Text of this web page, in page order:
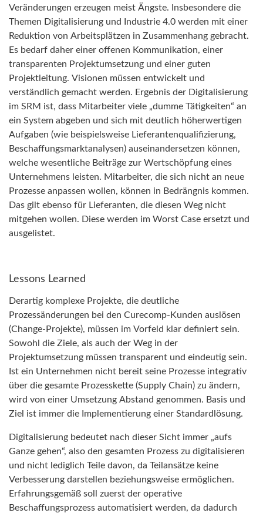
Veränderungen erzeugen meist Ängste. Insbesondere die
Themen Digitalisierung und Industrie 4.0 werden mit einer
Reduktion von Arbeitsplätzen in Zusammenhang gebracht.
Es bedarf daher einer offenen Kommunikation, einer
transparenten Projektumsetzung und einer guten
Projektleitung. Visionen müssen entwickelt und
verständlich gemacht werden. Ergebnis der Digitalisierung
im SRM ist, dass Mitarbeiter viele „dumme Tätigkeiten“ an
ein System abgeben und sich mit deutlich höherwertigen
Aufgaben (wie beispielsweise Lieferantenqualifizierung,
Beschaffungsmarktanalysen) auseinandersetzen können,
welche wesentliche Beiträge zur Wertschöpfung eines
Unternehmens leisten. Mitarbeiter, die sich nicht an neue
Prozesse anpassen wollen, können in Bedrängnis kommen.
Das gilt ebenso für Lieferanten, die diesen Weg nicht
mitgehen wollen. Diese werden im Worst Case ersetzt und
ausgelistet.
Lessons Learned
Derartig komplexe Projekte, die deutliche
Prozessänderungen bei den Curecomp-Kunden auslösen
(Change-Projekte), müssen im Vorfeld klar definiert sein.
Sowohl die Ziele, als auch der Weg in der
Projektumsetzung müssen transparent und eindeutig sein.
Ist ein Unternehmen nicht bereit seine Prozesse integrativ
über die gesamte Prozesskette (Supply Chain) zu ändern,
wird von einer Umsetzung Abstand genommen. Basis und
Ziel ist immer die Implementierung einer Standardlösung.
Digitalisierung bedeutet nach dieser Sicht immer „aufs
Ganze gehen“, also den gesamten Prozess zu digitalisieren
und nicht lediglich Teile davon, da Teilansätze keine
Verbesserung darstellen beziehungsweise ermöglichen.
Erfahrungsgemäß soll zuerst der operative
Beschaffungsprozess automatisiert werden, da dadurch